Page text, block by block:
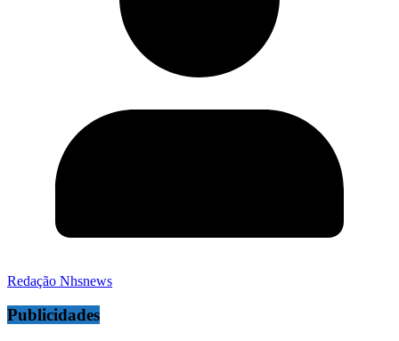
Redação Nhsnews
Publicidades